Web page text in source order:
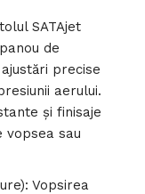
SATAjet
de
precise
aerului.
și finisaje
vopsea sau
Vopsirea